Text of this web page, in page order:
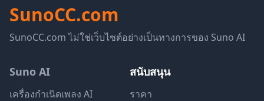
SunoCC.com
SunoCC.com ไม่ใช่เว็บไซต์อย่างเป็นทางการของ Suno AI
Suno AI
เครื่องกำเนิดเพลง AI
สนับสนุน
ราคา